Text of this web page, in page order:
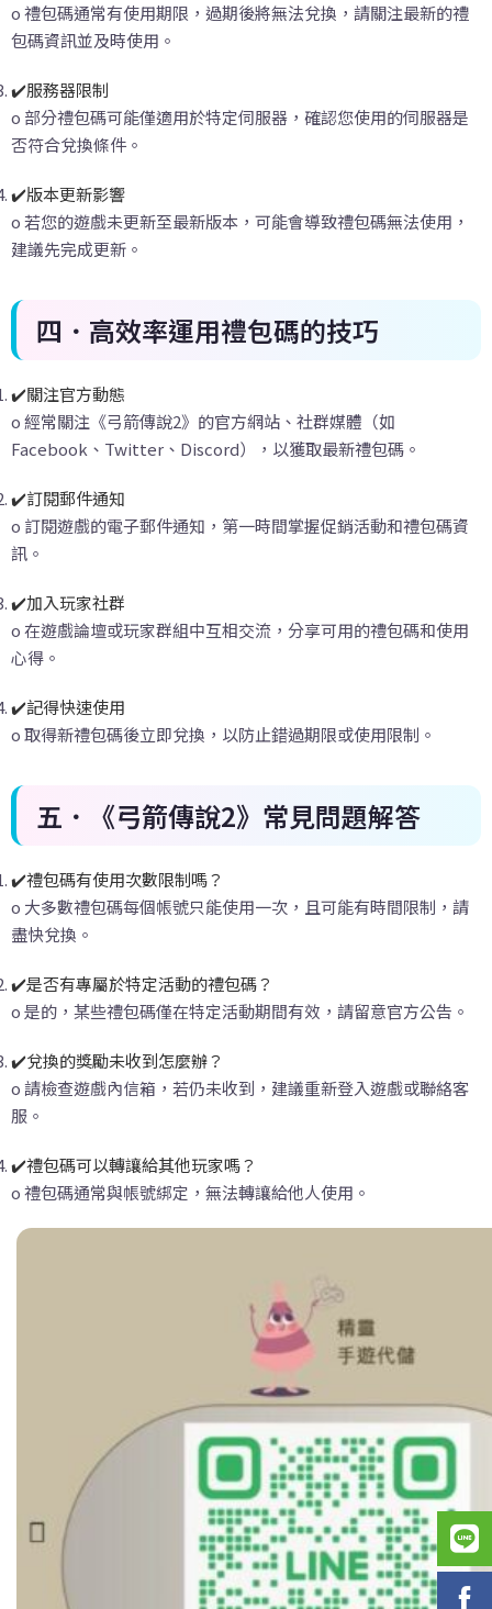
o 禮包碼通常有使用期限，過期後將無法兌換，請關注最新的禮
包碼資訊並及時使用。
✔️服務器限制
o 部分禮包碼可能僅適用於特定伺服器，確認您使用的伺服器是
否符合兌換條件。
✔️版本更新影響
o 若您的遊戲未更新至最新版本，可能會導致禮包碼無法使用，
建議先完成更新。
四．高效率運用禮包碼的技巧
✔️關注官方動態
o 經常關注《弓箭傳說2》的官方網站、社群媒體（如
Facebook、Twitter、Discord），以獲取最新禮包碼。
✔️訂閱郵件通知
o 訂閱遊戲的電子郵件通知，第一時間掌握促銷活動和禮包碼資
訊。
✔️加入玩家社群
o 在遊戲論壇或玩家群組中互相交流，分享可用的禮包碼和使用
心得。
✔️記得快速使用
o 取得新禮包碼後立即兌換，以防止錯過期限或使用限制。
五．《弓箭傳說2》常見問題解答
✔️禮包碼有使用次數限制嗎？
o 大多數禮包碼每個帳號只能使用一次，且可能有時間限制，請
盡快兌換。
✔️是否有專屬於特定活動的禮包碼？
o 是的，某些禮包碼僅在特定活動期間有效，請留意官方公告。
✔️兌換的獎勵未收到怎麼辦？
o 請檢查遊戲內信箱，若仍未收到，建議重新登入遊戲或聯絡客
服。
✔️禮包碼可以轉讓給其他玩家嗎？
o 禮包碼通常與帳號綁定，無法轉讓給他人使用。